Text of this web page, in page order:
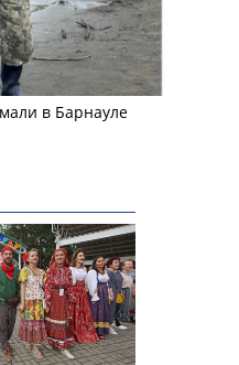
в Барнауле